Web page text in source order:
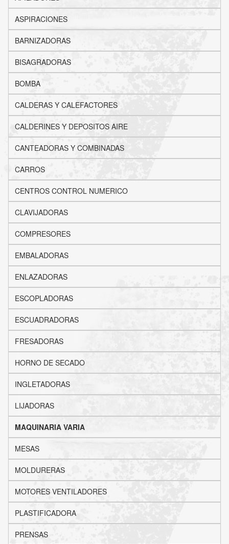
ASPIRACIONES
BARNIZADORAS
BISAGRADORAS
BOMBA
CALDERAS Y CALEFACTORES
CALDERINES Y DEPOSITOS AIRE
CANTEADORAS Y COMBINADAS
CARROS
CENTROS CONTROL NUMERICO
CLAVIJADORAS
COMPRESORES
EMBALADORAS
ENLAZADORAS
ESCOPLADORAS
ESCUADRADORAS
FRESADORAS
HORNO DE SECADO
INGLETADORAS
LIJADORAS
MAQUINARIA VARIA
MESAS
MOLDURERAS
MOTORES VENTILADORES
PLASTIFICADORA
PRENSAS